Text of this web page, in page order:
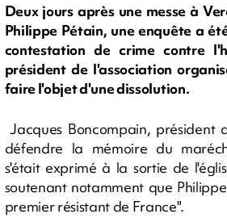
Deux jours après une messe à
Philippe Pétain, une enquête a
contestation de crime contre
président de l'association
faire l'objet d'une dissolution.
Jacques Boncompain, président
défendre la mémoire du
s'était exprimé à la sortie de
soutenant notamment que
premier résistant de France".